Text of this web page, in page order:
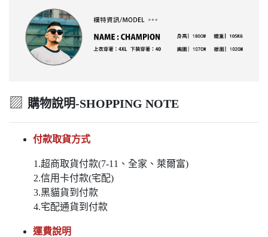
▨ 購物說明-SHOPPING NOTE
付款取貨方式
1.超商取貨付款(7-11、全家、萊爾富)
2.信用卡付款(宅配)
3.黑貓貨到付款
4.宅配通貨到付款
運費說明